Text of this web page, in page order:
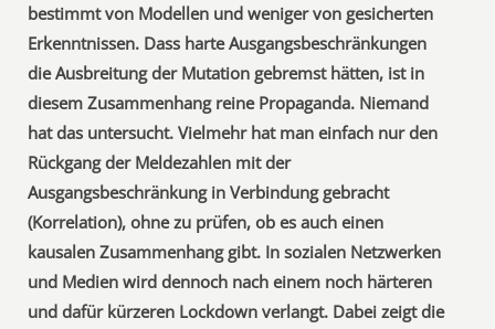
bestimmt von Modellen und weniger von gesicherten
Erkenntnissen. Dass harte Ausgangsbeschränkungen
die Ausbreitung der Mutation gebremst hätten, ist in
diesem Zusammenhang reine Propaganda. Niemand
hat das untersucht. Vielmehr hat man einfach nur den
Rückgang der Meldezahlen mit der
Ausgangsbeschränkung in Verbindung gebracht
(Korrelation), ohne zu prüfen, ob es auch einen
kausalen Zusammenhang gibt. In sozialen Netzwerken
und Medien wird dennoch nach einem noch härteren
und dafür kürzeren Lockdown verlangt. Dabei zeigt die